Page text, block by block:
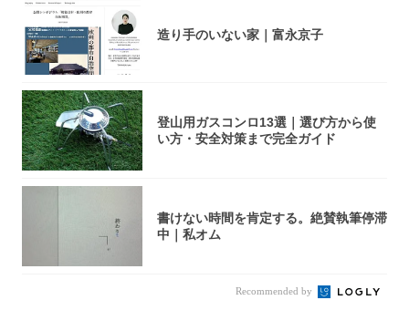
造り手のいない家｜富永京子
登山用ガスコンロ13選｜選び方から使
い方・安全対策まで完全ガイド
書けない時間を肯定する。絶賛執筆停滞
中｜私オム
Recommended by